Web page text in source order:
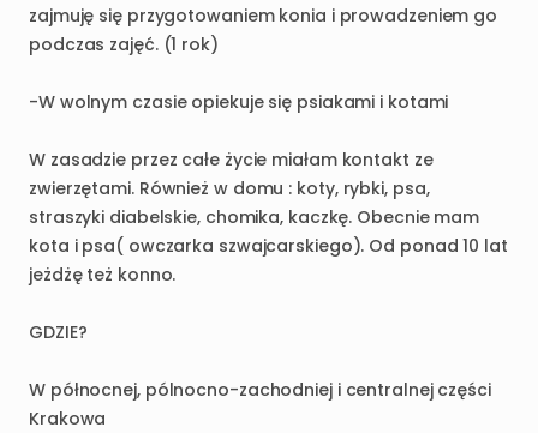
zajmuję się przygotowaniem konia i prowadzeniem go
podczas zajęć. (1 rok)
-W wolnym czasie opiekuje się psiakami i kotami
W zasadzie przez całe życie miałam kontakt ze
zwierzętami. Również w domu : koty​,​ rybki​,​ psa​,​
straszyki diabelskie​,​ chomika​,​ kaczkę. Obecnie mam
kota i psa( owczarka szwajcarskiego). Od ponad 10 lat
jeżdżę też konno.
GDZIE?
W północnej​,​ pólnocno-zachodniej i centralnej części
Krakowa